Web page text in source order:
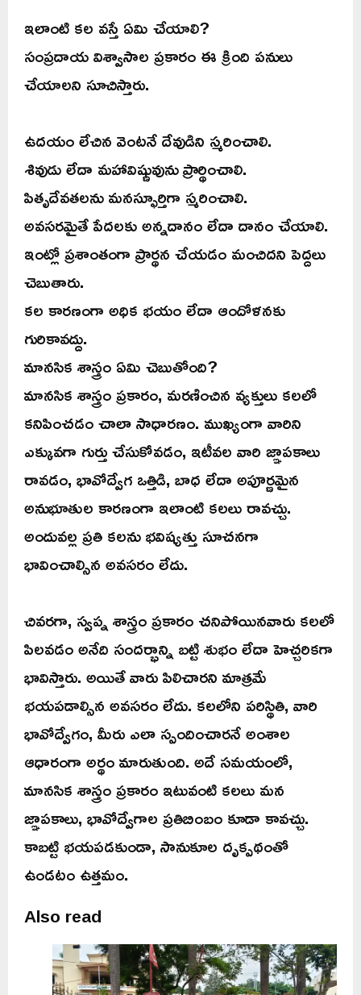
ఇలాంటి కల వస్తే ఏమి చేయాలి?
సంప్రదాయ విశ్వాసాల ప్రకారం ఈ క్రింది పనులు
చేయాలని సూచిస్తారు.
ఉదయం లేచిన వెంటనే దేవుడిని స్మరించాలి.
శివుడు లేదా మహావిష్ణువును ప్రార్థించాలి.
పితృదేవతలను మనస్ఫూర్తిగా స్మరించాలి.
అవసరమైతే పేదలకు అన్నదానం లేదా దానం చేయాలి.
ఇంట్లో ప్రశాంతంగా ప్రార్థన చేయడం మంచిదని పెద్దలు
చెబుతారు.
కల కారణంగా అధిక భయం లేదా ఆందోళనకు
గురికావద్దు.
మానసిక శాస్త్రం ఏమి చెబుతోంది?
మానసిక శాస్త్రం ప్రకారం, మరణించిన వ్యక్తులు కలలో
కనిపించడం చాలా సాధారణం. ముఖ్యంగా వారిని
ఎక్కువగా గుర్తు చేసుకోవడం, ఇటీవల వారి జ్ఞాపకాలు
రావడం, భావోద్వేగ ఒత్తిడి, బాధ లేదా అపూర్ణమైన
అనుభూతుల కారణంగా ఇలాంటి కలలు రావచ్చు.
అందువల్ల ప్రతి కలను భవిష్యత్తు సూచనగా
భావించాల్సిన అవసరం లేదు.
చివరగా, స్వప్న శాస్త్రం ప్రకారం చనిపోయినవారు కలలో
పిలవడం అనేది సందర్భాన్ని బట్టి శుభం లేదా హెచ్చరికగా
భావిస్తారు. అయితే వారు పిలిచారని మాత్రమే
భయపడాల్సిన అవసరం లేదు. కలలోని పరిస్థితి, వారి
భావోద్వేగం, మీరు ఎలా స్పందించారనే అంశాల
ఆధారంగా అర్థం మారుతుంది. అదే సమయంలో,
మానసిక శాస్త్రం ప్రకారం ఇటువంటి కలలు మన
జ్ఞాపకాలు, భావోద్వేగాల ప్రతిబింబం కూడా కావచ్చు.
కాబట్టి భయపడకుండా, సానుకూల దృక్పథంతో
ఉండటం ఉత్తమం.
Also read